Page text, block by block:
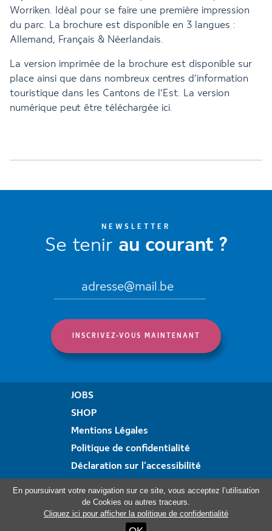
Worriken. Idéal pour se faire une première impression
du parc. La brochure est disponible en 3 langues :
Allemand, Français & Néerlandais.
La version imprimée de la brochure est disponible sur
place ainsi que dans nombreux centres d’information
touristique dans les Cantons de l’Est. La version
numérique peut être téléchargée ici.
NEWSLETTER
Se tenir au courant ?
JOBS
SHOP
Mentions Légales
Politique de confidentialité
Déclaration sur l’accessibilité
Visitez aussi:
En poursuivant votre navigation sur ce site, vous acceptez l’utilisation
de Cookies ou autres traceurs.
Cliquez ici pour afficher la politique de confidentialité